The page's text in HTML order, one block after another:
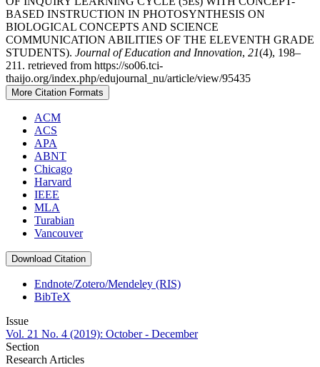
BASED INSTRUCTION IN PHOTOSYNTHESIS ON
BIOLOGICAL CONCEPTS AND SCIENCE
COMMUNICATION ABILITIES OF THE ELEVENTH GRADE
STUDENTS). Journal of Education and Innovation, 21(4), 198–
211. retrieved from https://so06.tci-
thaijo.org/index.php/edujournal_nu/article/view/95435
More Citation Formats
ACM
ACS
APA
ABNT
Chicago
Harvard
IEEE
MLA
Turabian
Vancouver
Download Citation
Endnote/Zotero/Mendeley (RIS)
BibTeX
Issue
Vol. 21 No. 4 (2019): October - December
Section
Research Articles